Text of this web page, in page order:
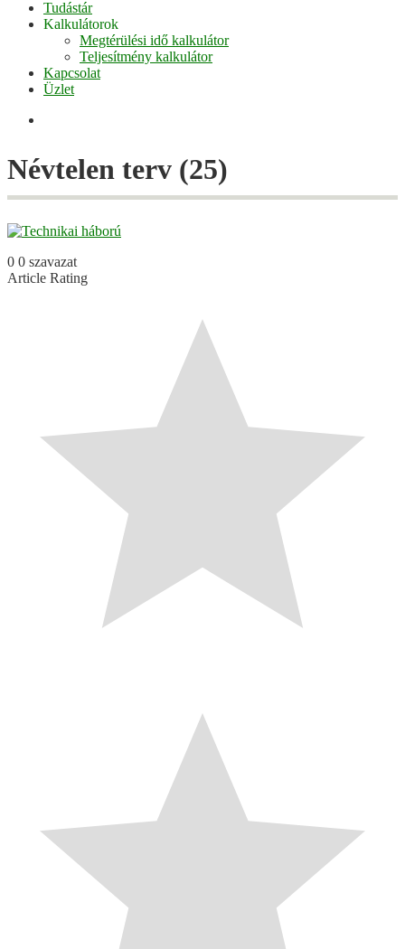
Tudástár
Kalkulátorok
Megtérülési idő kalkulátor
Teljesítmény kalkulátor
Kapcsolat
Üzlet
Névtelen terv (25)
0 0 szavazat
Article Rating